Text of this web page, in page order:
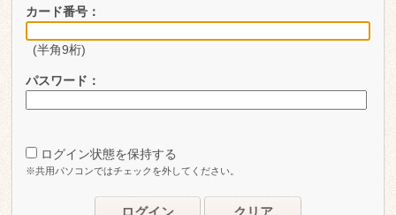
カード番号：
(半角9桁)
パスワード：
ログイン状態を保持する
※共用パソコンではチェックを外してください。
ログイン クリア